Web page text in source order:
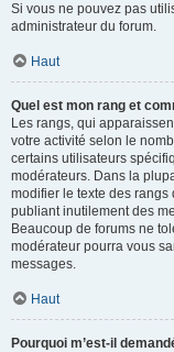
Si vous ne pouvez pas
administrateur du forum.
Haut
Quel est mon rang et
Les rangs, qui
votre activité selon le
certains utilisateurs
modérateurs. Dans la
modifier le texte des rangs
publiant inutilement des
Beaucoup de forums ne
modérateur pourra vous
messages.
Haut
Pourquoi m’est-il